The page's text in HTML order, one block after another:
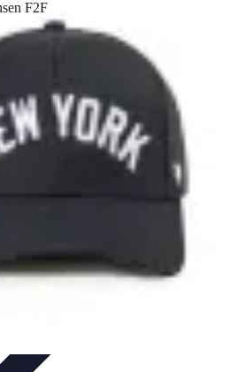
Transport UrbainGuides de